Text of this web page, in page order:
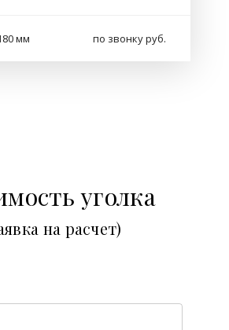
мм по звонку руб.
уголка
на расчет)